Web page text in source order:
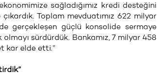
sağladığımız kredi desteğini
Toplam mevduatımız 622 milyar
gerçekleşen güçlü konsolide sermaye
sürdürdük. Bankamız, 7 milyar 458
kar elde etti.”